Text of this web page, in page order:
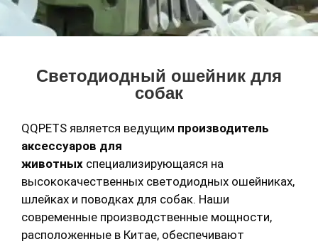
Светодиодный ошейник для
собак
QQPETS является ведущим производитель
аксессуаров для
животных специализирующаяся на
высококачественных светодиодных ошейниках,
шлейках и поводках для собак. Наши
современные производственные мощности,
расположенные в Китае, обеспечивают